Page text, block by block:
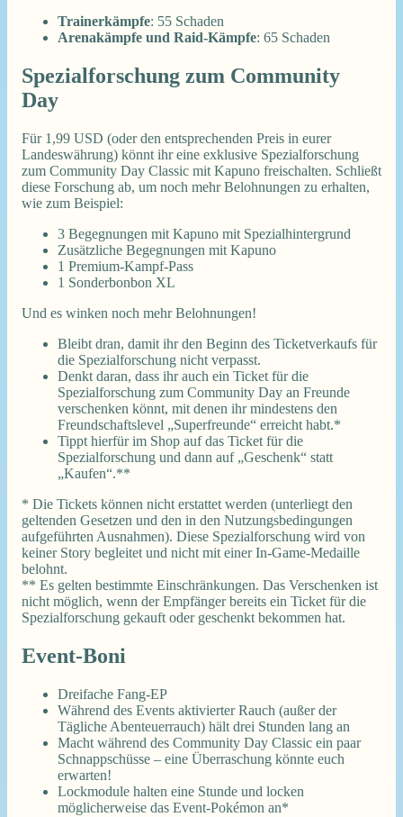
Trainerkämpfe: 55 Schaden
Arenakämpfe und Raid-Kämpfe: 65 Schaden
Spezialforschung zum Community
Day
Für 1,99 USD (oder den entsprechenden Preis in eurer
Landeswährung) könnt ihr eine exklusive Spezialforschung
zum Community Day Classic mit Kapuno freischalten. Schließt
diese Forschung ab, um noch mehr Belohnungen zu erhalten,
wie zum Beispiel:
3 Begegnungen mit Kapuno mit Spezialhintergrund
Zusätzliche Begegnungen mit Kapuno
1 Premium-Kampf-Pass
1 Sonderbonbon XL
Und es winken noch mehr Belohnungen!
Bleibt dran, damit ihr den Beginn des Ticketverkaufs für
die Spezialforschung nicht verpasst.
Denkt daran, dass ihr auch ein Ticket für die
Spezialforschung zum Community Day an Freunde
verschenken könnt, mit denen ihr mindestens den
Freundschaftslevel „Superfreunde“ erreicht habt.*
Tippt hierfür im Shop auf das Ticket für die
Spezialforschung und dann auf „Geschenk“ statt
„Kaufen“.**
* Die Tickets können nicht erstattet werden (unterliegt den
geltenden Gesetzen und den in den Nutzungsbedingungen
aufgeführten Ausnahmen). Diese Spezialforschung wird von
keiner Story begleitet und nicht mit einer In-Game-Medaille
belohnt.
** Es gelten bestimmte Einschränkungen. Das Verschenken ist
nicht möglich, wenn der Empfänger bereits ein Ticket für die
Spezialforschung gekauft oder geschenkt bekommen hat.
Event-Boni
Dreifache Fang-EP
Während des Events aktivierter Rauch (außer der
Tägliche Abenteuerrauch) hält drei Stunden lang an
Macht während des Community Day Classic ein paar
Schnappschüsse – eine Überraschung könnte euch
erwarten!
Lockmodule halten eine Stunde und locken
möglicherweise das Event-Pokémon an*